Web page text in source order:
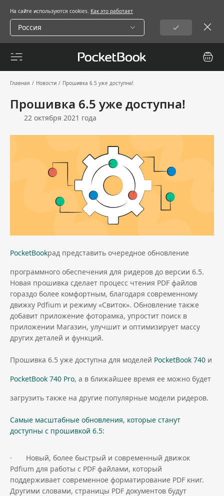
На сайте используются cookies. Как это работает
Россия
Главная / Новости / Прошивка 6.5 уже доступна!
Прошивка 6.5 уже доступна!
22 октября 2021 года
PocketBookрад представить очередное обновление
программного обеспечения для ридеров до версии 6.5.
Новая прошивка сделает процесс чтения PDF файлов
гораздо более комфортным, благодаря современному
движку Pdfium и режиму «Свиток». Обновление также
добавит приложение фоторамка, упростит поиск в
приложении Магазин, улучшит и оптимизирует массу
других деталей и функций.
Прошивка 6.5 уже доступна для моделей PocketBook 740 и
PocketBook 740 Pro, а в ближайшее время ее можно будет
загрузить также на другие популярные модели ридеров.
Самые масштабные обновления, которые станут
доступны с прошивкой 6.5:
· Новый, более быстрый и современный движок
Pdfium для работы с PDF файлами, который
поддерживает современное форматирование PDF книг.
Другими словами, страницы PDF документов будут